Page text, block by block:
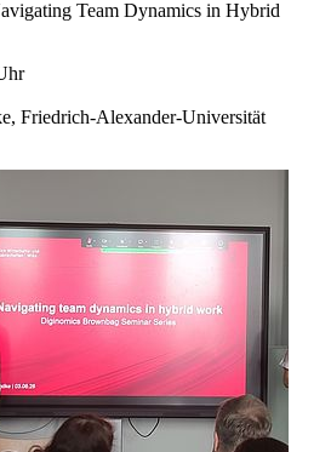
Team Dynamics in Hybrid
Friedrich-Alexander-Universität